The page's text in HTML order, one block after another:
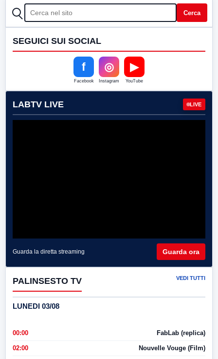
CERCA Cerca
SEGUICI SUI SOCIAL
f
Facebook
◎
Instagram
▶
YouTube
LABTV LIVE LIVE
Guarda la diretta streaming Guarda ora
PALINSESTO TV VEDI TUTTI
LUNEDI 03/08
00:00 FabLab (replica)
02:00 Nouvelle Vouge (Film)